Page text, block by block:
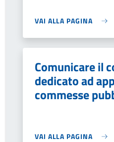
VAI ALLA PAGINA
Comunicare il
dedicato ad
commesse
VAI ALLA PAGINA